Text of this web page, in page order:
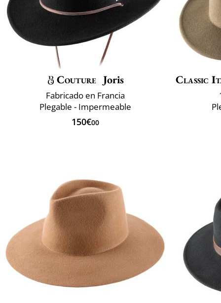
Couture Joris
Fabricado en Francia
Plegable - Impermeable
150€00
Classic